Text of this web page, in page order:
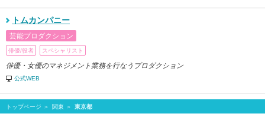
トムカンパニー
芸能プロダクション
俳優/役者 スペシャリスト
俳優・女優のマネジメント業務を行なうプロダクション
公式WEB
トップページ 関東 東京都